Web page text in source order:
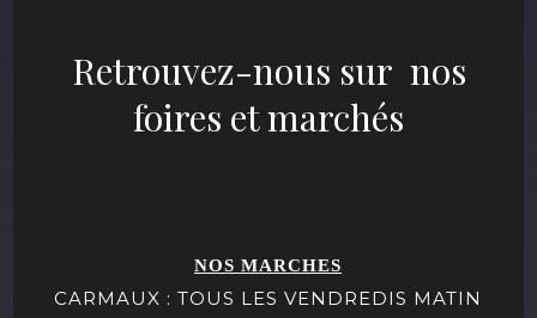
Retrouvez-nous sur nos
foires et marchés
NOS MARCHES
CARMAUX : TOUS LES VENDREDIS MATIN